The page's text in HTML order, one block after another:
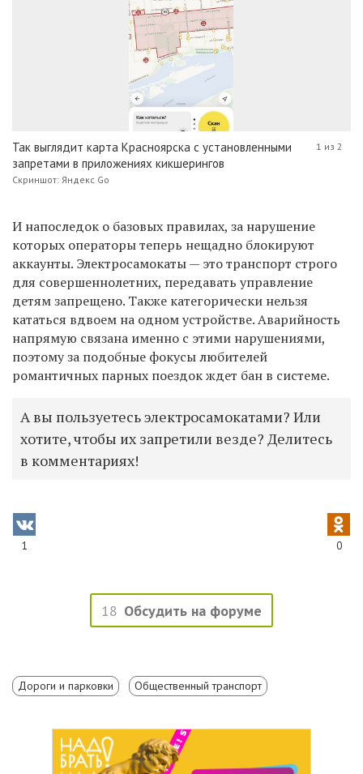
Так выглядит карта Красноярска с установленными
запретами в приложениях кикшерингов
Скриншот: Яндекс Go
1 из 2
И напоследок о базовых правилах, за нарушение
которых операторы теперь нещадно блокируют
аккаунты. Электросамокаты — это транспорт строго
для совершеннолетних, передавать управление
детям запрещено. Также категорически нельзя
кататься вдвоем на одном устройстве. Аварийность
напрямую связана именно с этими нарушениями,
поэтому за подобные фокусы любителей
романтичных парных поездок ждет бан в системе.
А вы пользуетесь электросамокатами? Или
хотите, чтобы их запретили везде? Делитесь
в комментариях!
1 0
18 Обсудить на форуме
Дороги и парковки Общественный транспорт